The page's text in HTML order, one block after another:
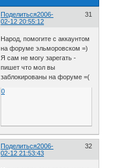
Поделиться 31
2006-
02-12 20:55:12
Народ, помогите с аккаунтом
на форуме эльморовском =)
Я сам не могу зарегать -
пишет что мол вы
заблокированы на форуме =(
0
Поделиться 32
2006-
02-12 21:53:43